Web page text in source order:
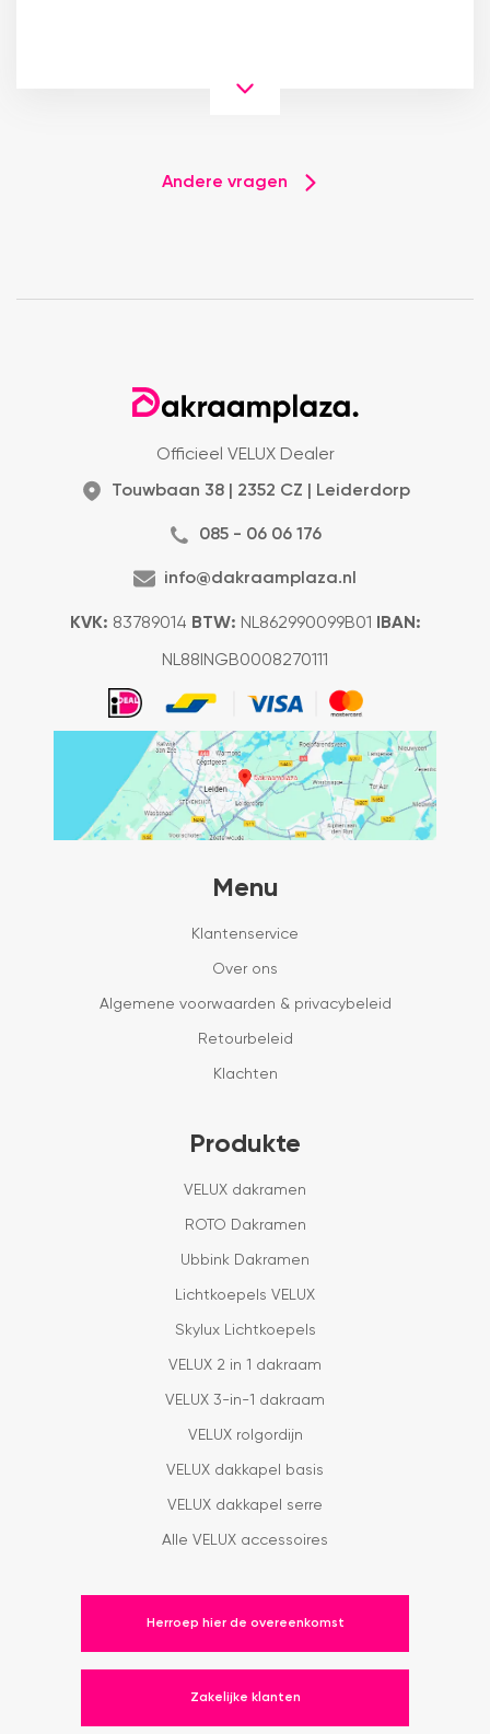
Andere vragen
Officieel VELUX Dealer
Touwbaan 38 | 2352 CZ | Leiderdorp
085 - 06 06 176
info@dakraamplaza.nl
KVK: 83789014 BTW: NL862990099B01 IBAN:
NL88INGB0008270111
Menu
Klantenservice
Over ons
Algemene voorwaarden & privacybeleid
Retourbeleid
Klachten
Produkte
VELUX dakramen
ROTO Dakramen
Ubbink Dakramen
Lichtkoepels VELUX
Skylux Lichtkoepels
VELUX 2 in 1 dakraam
VELUX 3-in-1 dakraam
VELUX rolgordijn
VELUX dakkapel basis
VELUX dakkapel serre
Alle VELUX accessoires
Herroep hier de overeenkomst
Zakelijke klanten